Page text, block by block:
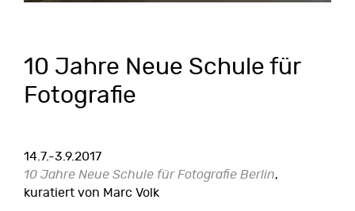
10 Jahre Neue Schule für
Fotografie
14.7.-3.9.2017
10 Jahre Neue Schule für Fotografie Berlin,
kuratiert von Marc Volk